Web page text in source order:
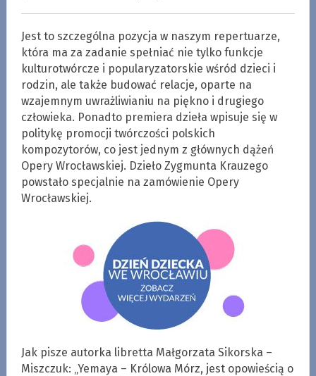
Jest to szczególna pozycja w naszym repertuarze,
która ma za zadanie spełniać nie tylko funkcje
kulturotwórcze i popularyzatorskie wśród dzieci i
rodzin, ale także budować relacje, oparte na
wzajemnym uwrażliwianiu na piękno i drugiego
człowieka. Ponadto premiera dzieła wpisuje się w
politykę promocji twórczości polskich
kompozytorów, co jest jednym z głównych dążeń
Opery Wrocławskiej. Dzieło Zygmunta Krauzego
powstało specjalnie na zamówienie Opery
Wrocławskiej.
Jak pisze autorka libretta Małgorzata Sikorska –
Miszczuk: „Yemaya – Królowa Mórz, jest opowieścią o